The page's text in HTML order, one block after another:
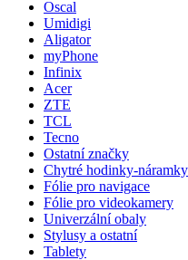
Oscal
Umidigi
Aligator
myPhone
Infinix
Acer
ZTE
TCL
Tecno
Ostatní značky
Chytré hodinky-náramky
Fólie pro navigace
Fólie pro videokamery
Univerzální obaly
Stylusy a ostatní
Tablety